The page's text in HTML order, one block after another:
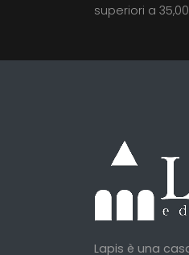
superiori a
Lapis è una